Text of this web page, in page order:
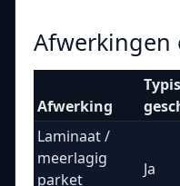
Afwerking
Laminaat /
meerlagig
parket
Ja